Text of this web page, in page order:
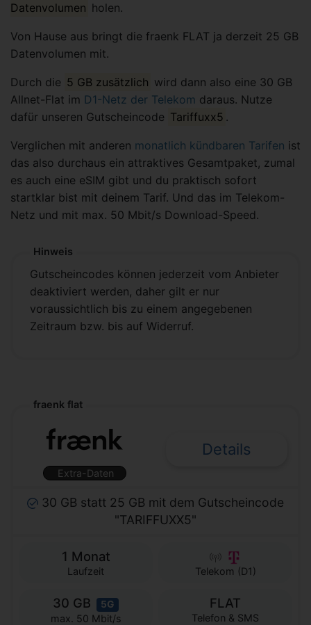
Datenvolumen holen.
Von Hause aus bringt die fraenk FLAT ja derzeit 25 GB
Datenvolumen mit.
Durch die 5 GB zusätzlich wird dann also eine 30 GB
Allnet-Flat im D1-Netz der Telekom daraus. Nutze
dafür unseren Gutscheincode Tariffuxx5 .
Verglichen mit anderen monatlich kündbaren Tarifen ist
das also durchaus ein attraktives Gesamtpaket, zumal
es auch eine eSIM gibt und du praktisch sofort
startklar bist mit deinem Tarif. Und das im Telekom-
Netz und mit max. 50 Mbit/s Download-Speed.
Hinweis
Gutscheincodes können jederzeit vom Anbieter
deaktiviert werden, daher gilt er nur
voraussichtlich bis zu einem angegebenen
Zeitraum bzw. bis auf Widerruf.
fraenk flat
Extra-Daten
Details
30 GB statt 25 GB mit dem Gutscheincode
"TARIFFUXX5"
1 Monat
Laufzeit Telekom (D1)
30 GB 5G
max. 50 Mbit/s
FLAT
Telefon & SMS